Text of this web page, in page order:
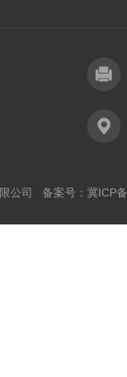
公司 备案号： 冀ICP